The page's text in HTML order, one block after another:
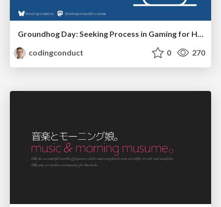
Groundhog Day: Seeking Process in Gaming for Health
codingconduct
0 270